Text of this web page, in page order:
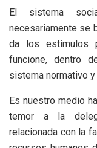
El sistema
necesariamente se
da los estímulos
funcione, dentro
sistema normativo y
Es nuestro medio
temor a la
relacionada con la